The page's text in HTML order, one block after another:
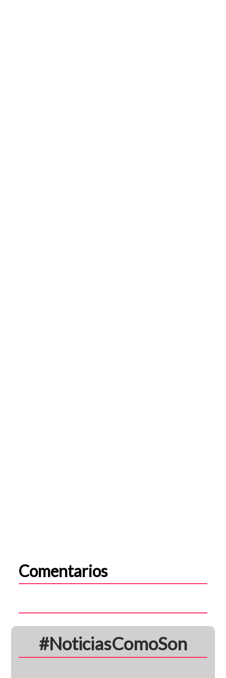
Comentarios
#NoticiasComoSon